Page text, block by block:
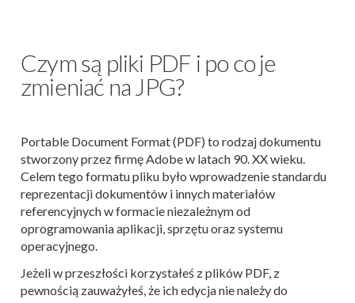
Czym są pliki PDF i po co je
zmieniać na JPG?
Portable Document Format (PDF) to rodzaj dokumentu
stworzony przez firmę Adobe w latach 90. XX wieku.
Celem tego formatu pliku było wprowadzenie standardu
reprezentacji dokumentów i innych materiałów
referencyjnych w formacie niezależnym od
oprogramowania aplikacji, sprzętu oraz systemu
operacyjnego.
Jeżeli w przeszłości korzystałeś z plików PDF, z
pewnością zauważyłeś, że ich edycja nie należy do